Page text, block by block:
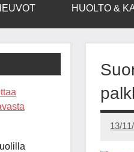
HUOLTO &
13/